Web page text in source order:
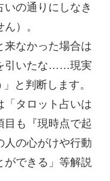
の通りにしなき
）。
来なかった場合は
引いたな……現実
と判断します。
「タロット占いは
目も『現時点で起
人の心がけや行動
ができる」等解説